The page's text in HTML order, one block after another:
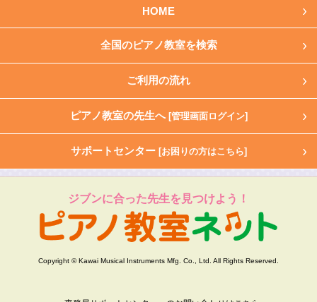
HOME
全国のピアノ教室を検索
ご利用の流れ
ピアノ教室の先生へ [管理画面ログイン]
サポートセンター [お困りの方はこちら]
ジブンに合った先生を見つけよう！
Copyright © Kawai Musical Instruments Mfg. Co., Ltd. All Rights Reserved.